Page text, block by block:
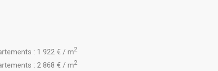
: 1 922 € / m2
: 2 868 € / m2